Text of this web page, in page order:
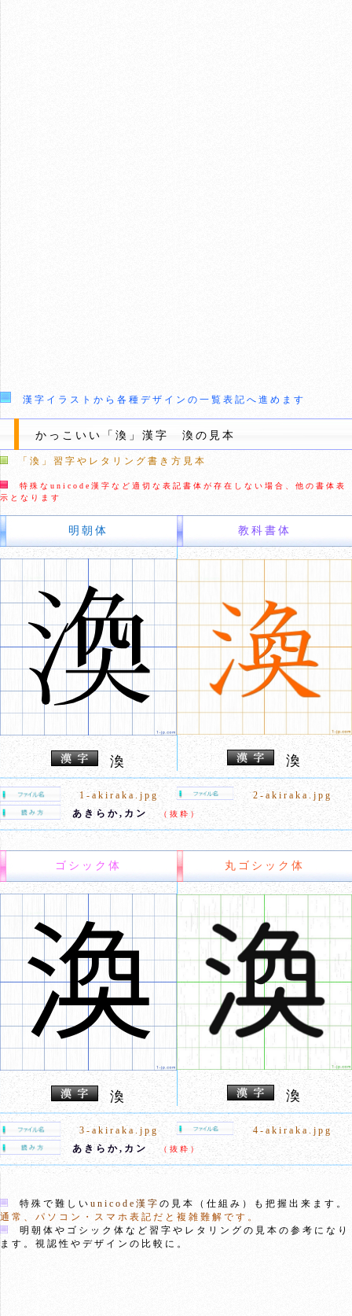
漢字イラストから各種デザインの一覧表記へ進めます
かっこいい「渙」漢字 渙の見本
「渙」習字やレタリング書き方見本
特殊なunicode漢字など適切な表記書体が存在しない場合、他の書体表
示となります
明朝体 教科書体
渙 渙
1-akiraka.jpg
2-akiraka.jpg
あきらか,カン
（抜粋）
ゴシック体 丸ゴシック体
渙 渙
3-akiraka.jpg
4-akiraka.jpg
あきらか,カン
（抜粋）
特殊で難しい unicode漢字 の見本（仕組み）も把握出来ます。
通常、パソコン・スマホ表記だと複雑難解です。
明朝体やゴシック体など習字やレタリングの見本の参考になり
ます。視認性やデザインの比較に。